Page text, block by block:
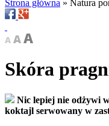
Strona główna » Natura
Skóra
Nic lepiej nie odżywi
koktajl serwowany w